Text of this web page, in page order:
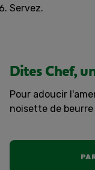
Servez.
Dites Chef,
Pour adoucir
noisette de